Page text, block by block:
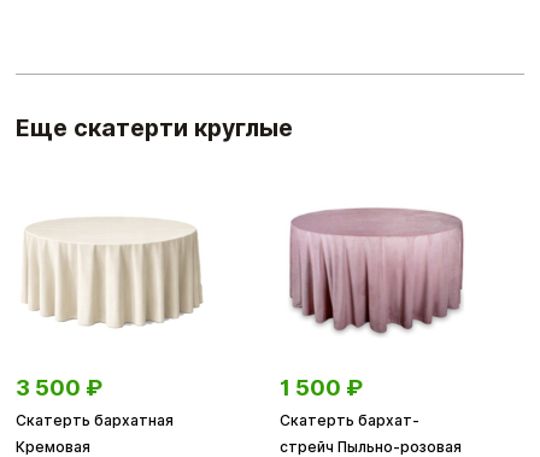
Еще скатерти круглые
3 500 ₽
Скатерть бархатная
Кремовая
1 500 ₽
Скатерть бархат-
стрейч Пыльно-розовая